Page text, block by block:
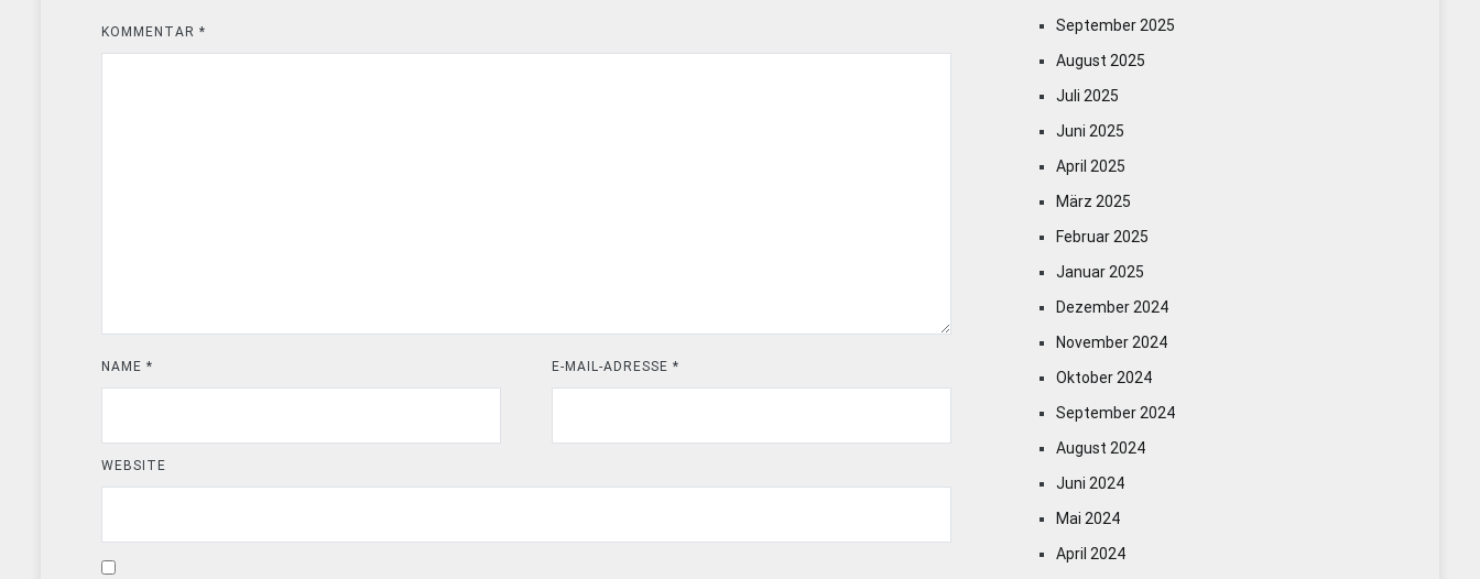
KOMMENTAR *
NAME * E-MAIL-ADRESSE*
WEBSITE
September 2025
August 2025
Juli 2025
Juni 2025
April 2025
März 2025
Februar 2025
Januar 2025
Dezember 2024
November 2024
Oktober 2024
September 2024
August 2024
Juni 2024
Mai 2024
April 2024